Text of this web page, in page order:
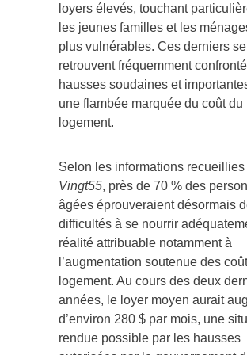
loyers élevés, touchant
les jeunes familles et les
plus vulnérables. Ces derniers se
retrouvent fréquemment
hausses soudaines et
une flambée marquée du coût du
logement.
Selon les informations recueillies
Vingt55, près de 70 % des
âgées éprouveraient désormais
difficultés à se nourrir
réalité attribuable notamment à
l’augmentation soutenue des
logement. Au cours des deux
années, le loyer moyen aurait
d’environ 280 $ par mois, une
rendue possible par les hausses